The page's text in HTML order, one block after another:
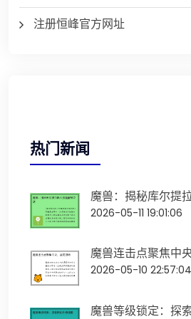
注册恒峰官方网址
热门新闻
魔兽：揭秘库尔提
2026-05-11 19:01:06
魔兽连击点聚焦中
2026-05-10 22:57:04
魔兽等级锁定：探